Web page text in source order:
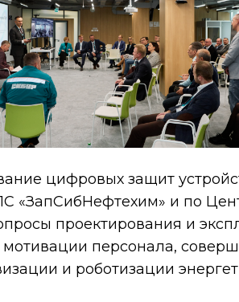
цифровых защит
«ЗапСибНефтехим» и по
проектирования и
персонала,
и роботизации